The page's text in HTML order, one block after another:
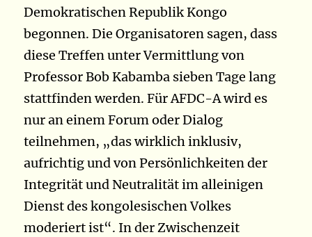
Demokratischen Republik Kongo
begonnen. Die Organisatoren sagen, dass
diese Treffen unter Vermittlung von
Professor Bob Kabamba sieben Tage lang
stattfinden werden. Für AFDC-A wird es
nur an einem Forum oder Dialog
teilnehmen, „das wirklich inklusiv,
aufrichtig und von Persönlichkeiten der
Integrität und Neutralität im alleinigen
Dienst des kongolesischen Volkes
moderiert ist“. In der Zwischenzeit